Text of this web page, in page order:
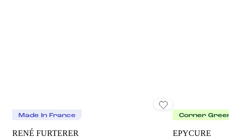
Made In France
RENÉ FURTERER
Corner
EPYCURE